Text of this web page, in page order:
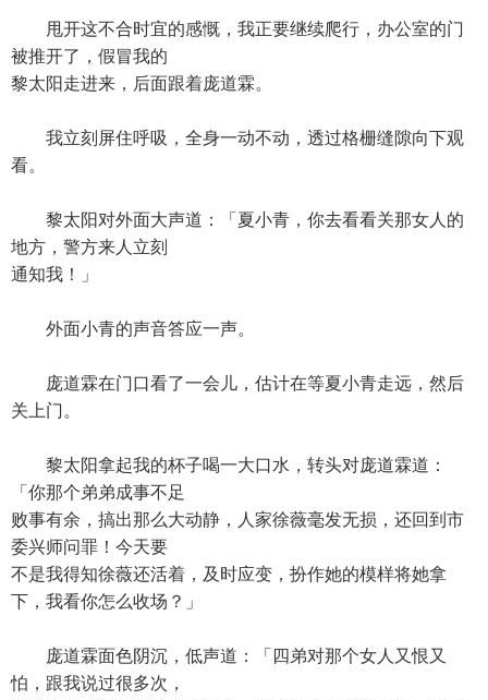
甩开这不合时宜的感慨，我正要继续爬行，办公室的门
被推开了，假冒我的
黎太阳走进来，后面跟着庞道霖。
我立刻屏住呼吸，全身一动不动，透过格栅缝隙向下观
看。
黎太阳对外面大声道：「夏小青，你去看看关那女人的
地方，警方来人立刻
通知我！」
外面小青的声音答应一声。
庞道霖在门口看了一会儿，估计在等夏小青走远，然后
关上门。
黎太阳拿起我的杯子喝一大口水，转头对庞道霖道：
「你那个弟弟成事不足
败事有余，搞出那么大动静，人家徐薇毫发无损，还回到市
委兴师问罪！今天要
不是我得知徐薇还活着，及时应变，扮作她的模样将她拿
下，我看你怎么收场？」
庞道霖面色阴沉，低声道：「四弟对那个女人又恨又
怕，跟我说过很多次，